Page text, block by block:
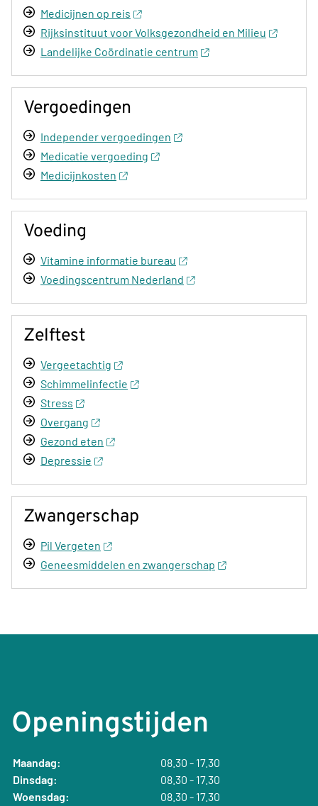
Medicijnen op reis
Rijksinstituut voor Volksgezondheid en Milieu
Landelijke Coördinatie centrum
Vergoedingen
Independer vergoedingen
Medicatie vergoeding
Medicijnkosten
Voeding
Vitamine informatie bureau
Voedingscentrum Nederland
Zelftest
Vergeetachtig
Schimmelinfectie
Stress
Overgang
Gezond eten
Depressie
Zwangerschap
Pil Vergeten
Geneesmiddelen en zwangerschap
Openingstijden
Maandag:
08.30 - 17.30
Dinsdag:
08.30 - 17.30
Woensdag:
08.30 - 17.30